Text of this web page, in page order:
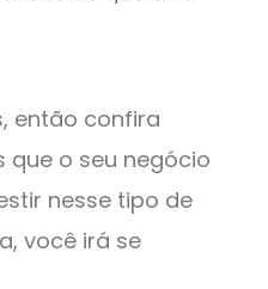
então confira
que o seu negócio
nesse tipo de
você irá se